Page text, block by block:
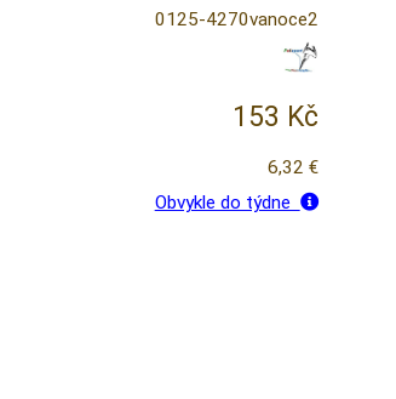
0125-4270vanoce2
153 Kč
6,32 €
Obvykle do týdne